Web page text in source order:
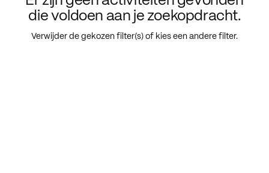
die voldoen aan je zoekopdracht.
Verwijder de gekozen filter(s) of kies een andere filter.